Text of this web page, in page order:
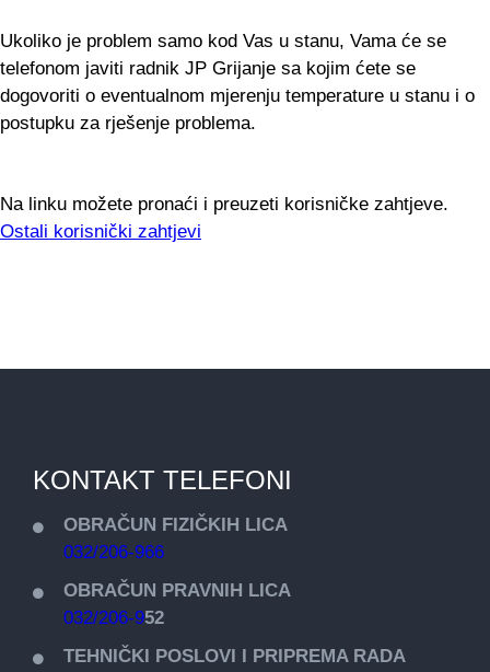
Ukoliko je problem samo kod Vas u stanu, Vama će se
telefonom javiti radnik JP Grijanje sa kojim ćete se
dogovoriti o eventualnom mjerenju temperature u stanu i o
postupku za rješenje problema.
Na linku možete pronaći i preuzeti korisničke zahtjeve.
Ostali korisnički zahtjevi
KONTAKT TELEFONI
OBRAČUN FIZIČKIH LICA
032/206-966
OBRAČUN PRAVNIH LICA
032/206-952
TEHNIČKI POSLOVI I PRIPREMA RADA